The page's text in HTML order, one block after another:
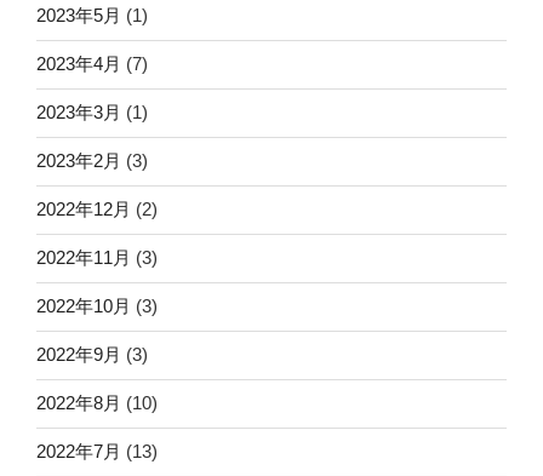
2023年5月 (1)
2023年4月 (7)
2023年3月 (1)
2023年2月 (3)
2022年12月 (2)
2022年11月 (3)
2022年10月 (3)
2022年9月 (3)
2022年8月 (10)
2022年7月 (13)